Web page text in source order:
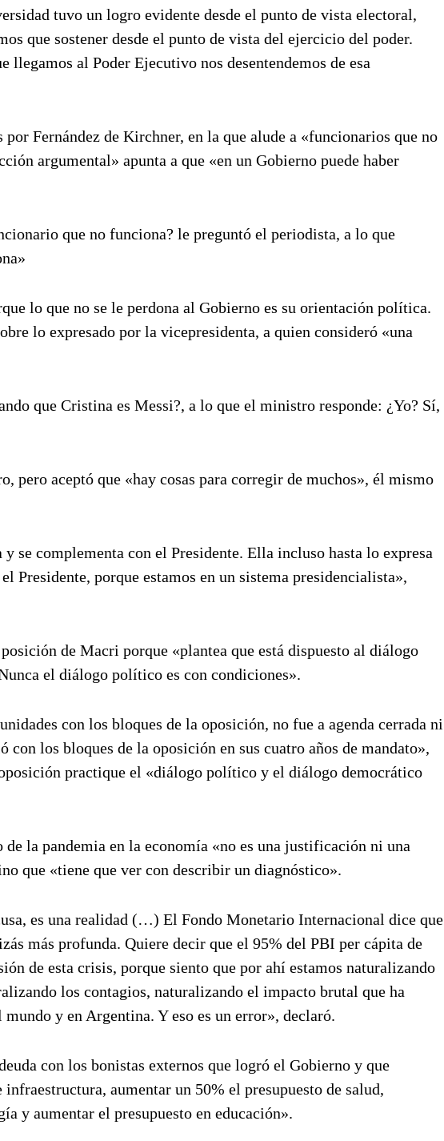
tuvo un logro evidente desde el punto de vista electoral,
que sostener desde el punto de vista del ejercicio del poder.
llegamos al Poder Ejecutivo nos desentendemos de esa
Fernández de Kirchner, en la que alude a «funcionarios que no
argumental» apunta a que «en un Gobierno puede haber
que no funciona? le preguntó el periodista, a lo que
lo que no se le perdona al Gobierno es su orientación política.
lo expresado por la vicepresidenta, a quien consideró «una
que Cristina es Messi?, a lo que el ministro responde: ¿Yo? Sí,
pero aceptó que «hay cosas para corregir de muchos», él mismo
se complementa con el Presidente. Ella incluso hasta lo expresa
Presidente, porque estamos en un sistema presidencialista»,
de Macri porque «plantea que está dispuesto al diálogo
el diálogo político es con condiciones».
con los bloques de la oposición, no fue a agenda cerrada ni
los bloques de la oposición en sus cuatro años de mandato»,
practique el «diálogo político y el diálogo democrático
la pandemia en la economía «no es una justificación ni una
que «tiene que ver con describir un diagnóstico».
es una realidad (…) El Fondo Monetario Internacional dice que
más profunda. Quiere decir que el 95% del PBI per cápita de
de esta crisis, porque siento que por ahí estamos naturalizando
los contagios, naturalizando el impacto brutal que ha
y en Argentina. Y eso es un error», declaró.
con los bonistas externos que logró el Gobierno y que
aumentar un 50% el presupuesto de salud,
y aumentar el presupuesto en educación».